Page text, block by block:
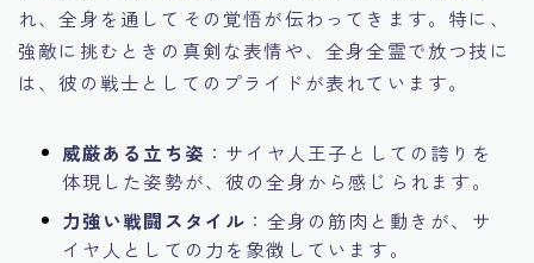
れ、全身を通してその覚悟が伝わってきます。特に、
強敵に挑むときの真剣な表情や、全身全霊で放つ技に
は、彼の戦士としてのプライドが表れています。
威厳ある立ち姿 ：サイヤ人王子としての誇りを
体現した姿勢が、彼の全身から感じられます。
力強い戦闘スタイル ：全身の筋肉と動きが、サ
イヤ人としての力を象徴しています。